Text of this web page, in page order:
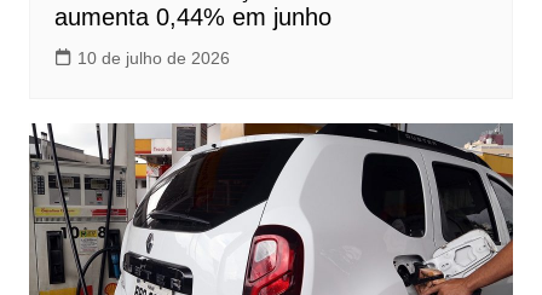
aumenta 0,44% em junho
10 de julho de 2026